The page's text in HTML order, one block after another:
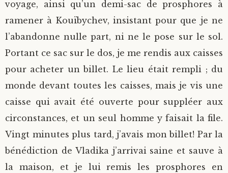
voyage, ainsi qu’un demi-sac de prosphores à
ramener à Kouïbychev, insistant pour que je ne
l’abandonne nulle part, ni ne le pose sur le sol.
Portant ce sac sur le dos, je me rendis aux caisses
pour acheter un billet. Le lieu était rempli ; du
monde devant toutes les caisses, mais je vis une
caisse qui avait été ouverte pour suppléer aux
circonstances, et un seul homme y faisait la file.
Vingt minutes plus tard, j’avais mon billet! Par la
bénédiction de Vladika j’arrivai saine et sauve à
la maison, et je lui remis les prosphores en